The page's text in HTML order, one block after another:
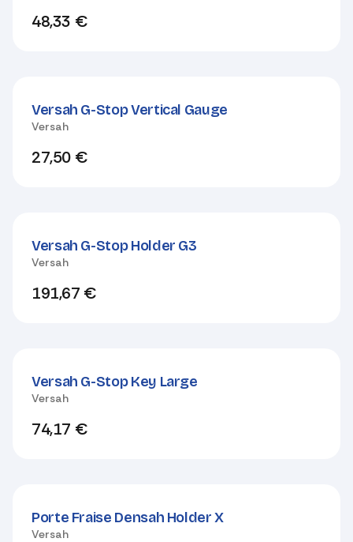
48,33 €
Versah G-Stop Vertical Gauge
Versah
27,50 €
Versah G-Stop Holder G3
Versah
191,67 €
Versah G-Stop Key Large
Versah
74,17 €
Porte Fraise Densah Holder X
Versah